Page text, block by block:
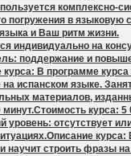
в
и Ваш ритм жизни.
индивидуально на
поддержание и
В программе
испанском языке.
материалов,
минут.Стоимость
уровень: отсутствует
научит строить фразы